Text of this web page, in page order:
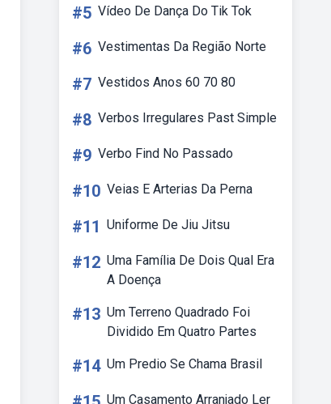
#5 Vídeo De Dança Do Tik Tok
#6 Vestimentas Da Região Norte
#7 Vestidos Anos 60 70 80
#8 Verbos Irregulares Past Simple
#9 Verbo Find No Passado
#10 Veias E Arterias Da Perna
#11 Uniforme De Jiu Jitsu
#12 Uma Família De Dois Qual Era
A Doença
#13 Um Terreno Quadrado Foi
Dividido Em Quatro Partes
#14 Um Predio Se Chama Brasil
Um Casamento Arranjado Ler